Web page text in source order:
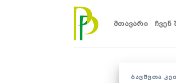
ᲛᲗᲐᲕᲐᲠᲘ ᲩᲕᲔᲜ
ᲑᲐᲕᲨᲕᲗᲐ